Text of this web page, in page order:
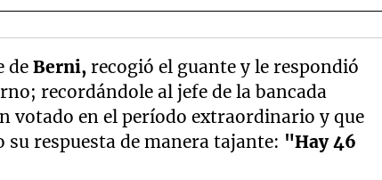
deBerni,recogió el guante y le respondió
recordándole al jefe de la bancada
votado en el período extraordinario y que
su respuesta de manera tajante: "Hay 46